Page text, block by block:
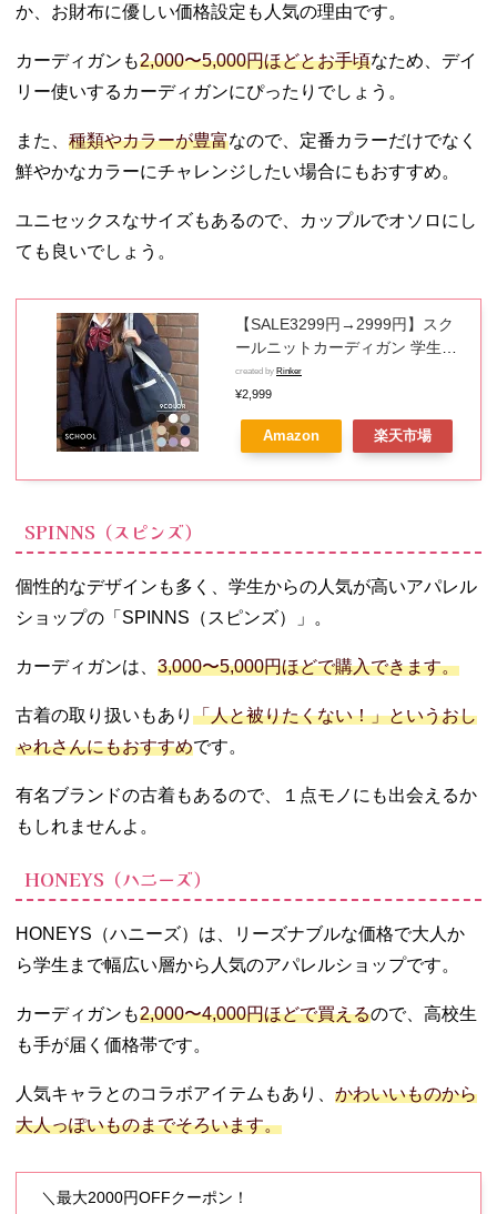
か、お財布に優しい価格設定も人気の理由です。
カーディガンも2,000〜5,000円ほどとお手頃なため、デイ
リー使いするカーディガンにぴったりでしょう。
また、 種類やカラーが豊富なので、定番カラーだけでなく
鮮やかなカラーにチャレンジしたい場合にもおすすめ。
ユニセックスなサイズもあるので、カップルでオソロにし
ても良いでしょう。
【SALE3299円→2999円】スク
ールニットカーディガン 学生服
通学 ニット カーディガン レディ
ース スクールカーディガン ニッ
トカーディガン セーター 学校 ス
クール 制服 女子 学校 大きめ ゆ
created by Rinker
¥2,999
Amazon 楽天市場
SPINNS（スピンズ）
個性的なデザインも多く、学生からの人気が高いアパレル
ショップの「SPINNS（スピンズ）」。
カーディガンは、 3,000〜5,000円ほどで購入できます。
古着の取り扱いもあり 「人と被りたくない！」というおし
ゃれさんにもおすすめです。
有名ブランドの古着もあるので、１点モノにも出会えるか
もしれませんよ。
HONEYS（ハニーズ）
HONEYS（ハニーズ）は、リーズナブルな価格で大人か
ら学生まで幅広い層から人気のアパレルショップです。
カーディガンも2,000〜4,000円ほどで買えるので、高校生
も手が届く価格帯です。
人気キャラとのコラボアイテムもあり、 かわいいものから
大人っぽいものまでそろいます。
＼最大2000円OFFクーポン！